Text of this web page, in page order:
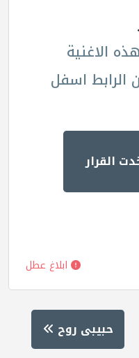
الاغنية
الرابط اسفل
القرار
ابلاغ عطل
حبيبى روح